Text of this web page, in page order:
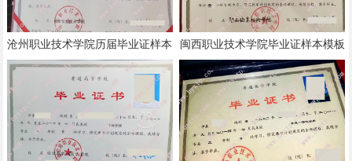
沧州职业技术学院历届毕业证样本
模板
闽西职业技术学院毕业证样本模板